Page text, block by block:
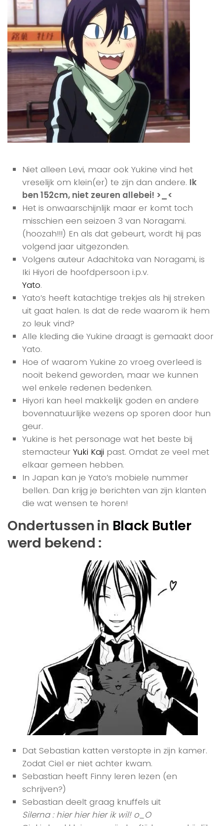
Niet alleen Levi, maar ook Yukine vind het
vreselijk om klein(er) te zijn dan andere. Ik
ben 152cm, niet zeuren allebei! >_<
Het is onwaarschijnlijk maar er komt toch
misschien een seizoen 3 van Noragami.
(hoozah!!!) En als dat gebeurt, wordt hij pas
volgend jaar uitgezonden.
Volgens auteur Adachitoka van Noragami, is
Iki Hiyori de hoofdpersoon i.p.v.
Yato.
Yato’s heeft katachtige trekjes als hij streken
uit gaat halen. Is dat de rede waarom ik hem
zo leuk vind?
Alle kleding die Yukine draagt is gemaakt door
Yato.
Hoe of waarom Yukine zo vroeg overleed is
nooit bekend geworden, maar we kunnen
wel enkele redenen bedenken.
Hiyori kan heel makkelijk goden en andere
bovennatuurlijke wezens op sporen door hun
geur.
Yukine is het personage wat het beste bij
stemacteur Yuki Kaji past. Omdat ze veel met
elkaar gemeen hebben.
In Japan kan je Yato’s mobiele nummer
bellen. Dan krijg je berichten van zijn klanten
die wat wensen te horen!
Ondertussen in Black Butler
werd bekend :
Dat Sebastian katten verstopte in zijn kamer.
Zodat Ciel er niet achter kwam.
Sebastian heeft Finny leren lezen (en
schrijven?)
Sebastian deelt graag knuffels uit
Silerna : hier hier hier ik wil! o_O